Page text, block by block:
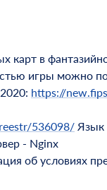
карт в
игры можно
https://
536098/ Язык
- Nginx
об условиях